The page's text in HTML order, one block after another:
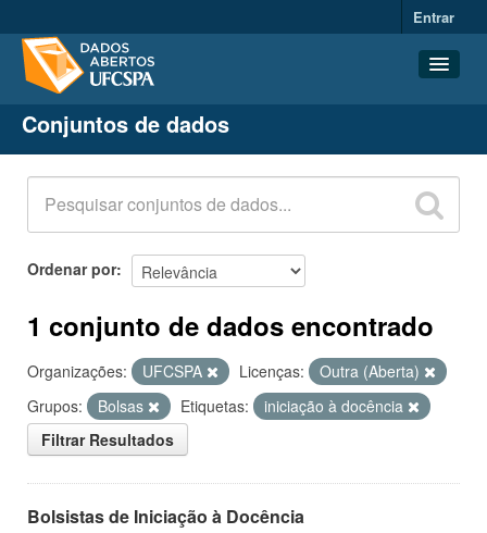
Entrar
Conjuntos de dados
Organizações
Grupos
Sobre
Conjuntos de dados
Ordenar por
1 conjunto de dados encontrado
Organizações: UFCSPA Licenças:
Outra (Aberta)
Grupos:
Bolsas Etiquetas:
iniciação à docência
Filtrar Resultados
Bolsistas de Iniciação à Docência